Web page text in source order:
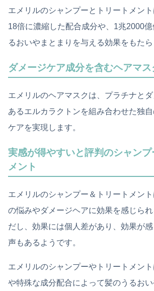
エメリルのシャンプーとトリートメン
18倍に濃縮した配合成分や、1兆2000億
るおいやまとまりを与える効果をもたら
ダメージケア成分を含むヘアマス
エメリルのヘアマスクは、プラチナと
あるエルカラクトンを組み合わせた独
ケアを実現します。
実感が得やすいと評判のシャンプ
メント
エメリルのシャンプー＆トリートメン
の悩みやダメージヘアに効果を感じら
だし、効果には個人差があり、効果が
声もあるようです。
エメリルのシャンプーやトリートメン
や特殊な成分配合によって髪のうるお